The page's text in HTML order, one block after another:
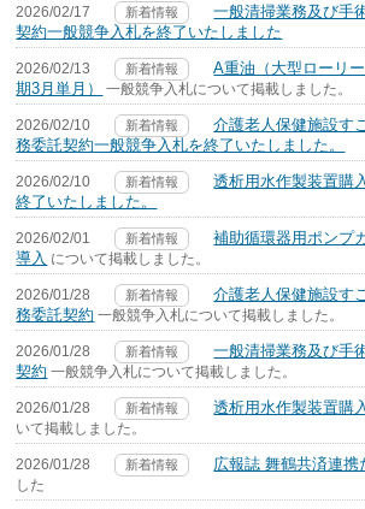
2026/02/17 新着情報
一般清掃業務及び手
契約一般競争入札を終了いたしました
2026/02/13 新着情報
A重油（大型ローリ
期3月単月）
一般競争入札について掲載しました。
2026/02/10 新着情報
介護老人保健施設す
務委託契約一般競争入札を終了いたしました。
2026/02/10 新着情報
透析用水作製装置購
終了いたしました。
2026/02/01 新着情報
補助循環器用ポンプ
導入 について掲載しました。
2026/01/28 新着情報
介護老人保健施設す
務委託契約 一般競争入札について掲載しました。
2026/01/28 新着情報
一般清掃業務及び手
契約 一般競争入札について掲載しました。
2026/01/28 新着情報 透析用水作製装置購
いて掲載しました。
2026/01/28 新着情報 広報誌 舞鶴共済連携
した